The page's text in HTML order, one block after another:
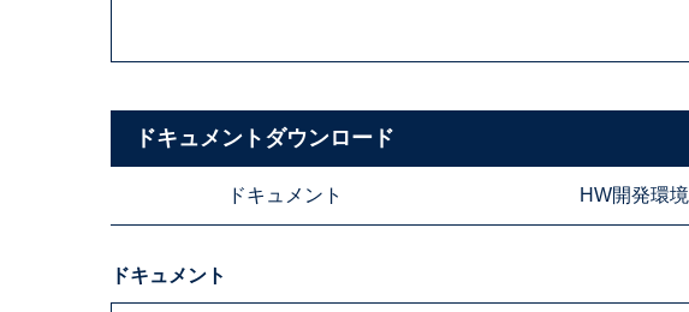
ドキュメントダウンロード
ドキュメント HW開発環境
ドキュメント